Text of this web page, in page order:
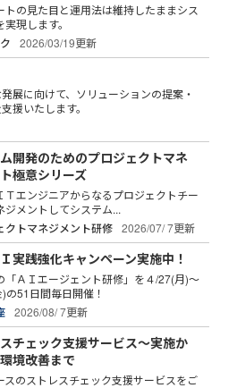
トの見た目と運用法は維持したままシス
現します。
2026/03/19更新
展に向けて、ソリューションの提案・
援いたします。
開発のためのプロジェクトマネ
極意シリーズ
Ｔエンジニアからなるプロジェクトチー
ジメントしてシステム...
クトマネジメント研修
2026/07/ 7更新
実践強化キャンペーン実施中！
「ＡＩエージェント研修」を４/27(月)～
)の51日間毎日開催！
2026/08/ 7更新
チェック支援サービス～実施か
境改善まで
スのストレスチェック支援サービスをご